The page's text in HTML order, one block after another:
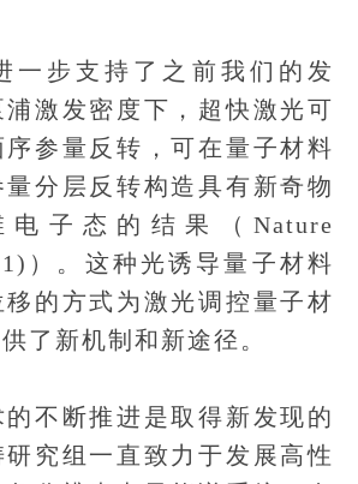
步支持了之前我们的发
激发密度下，超快激光可
参量反转，可在量子材料
分层反转构造具有新奇物
子态的结果（Nature
）。这种光诱导量子材料
的方式为激光调控量子材
了新机制和新途径。
断推进是取得新发现的
究组一直致力于发展高性